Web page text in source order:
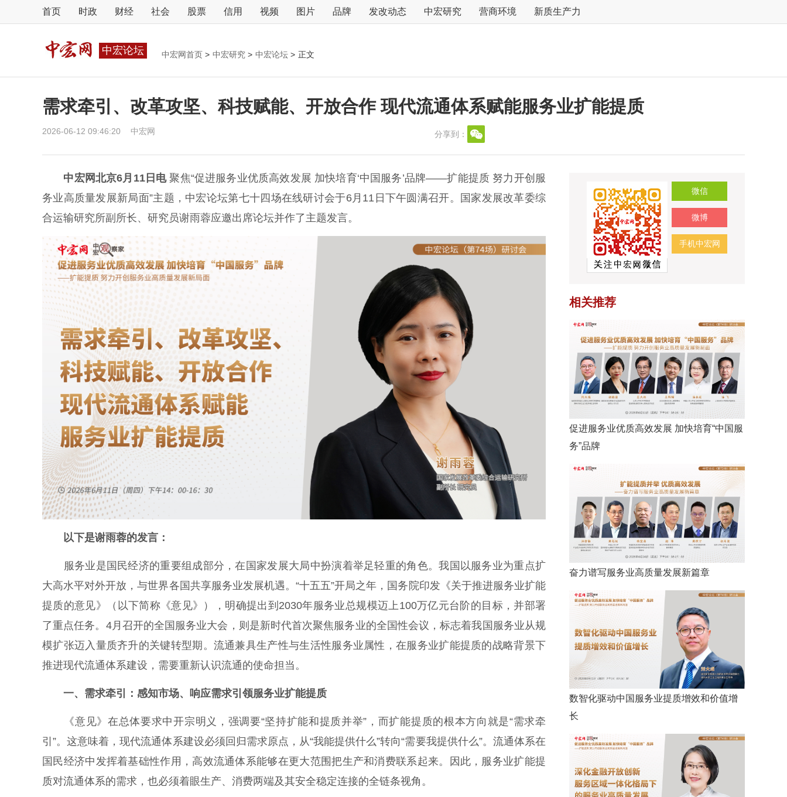
首页 时政 财经 社会 股票 信用 视频 图片 品牌 发改动态 中宏研究 营商环境 新质生产力
中宏论坛 中宏网首页 > 中宏研究 > 中宏论坛 > 正文
需求牵引、改革攻坚、科技赋能、开放合作 现代流通体系赋能服务业扩能提质
2026-06-12 09:46:20 中宏网 分享到：
中宏网北京6月11日电聚焦“促进服务业优质高效发展 加快培育‘中国服务’品牌——扩能提质 努力开创服
务业高质量发展新局面”主题，中宏论坛第七十四场在线研讨会于6月11日下午圆满召开。国家发展改革委综
合运输研究所副所长、研究员谢雨蓉应邀出席论坛并作了主题发言。
以下是谢雨蓉的发言：
服务业是国民经济的重要组成部分，在国家发展大局中扮演着举足轻重的角色。我国以服务业为重点扩
大高水平对外开放，与世界各国共享服务业发展机遇。“十五五”开局之年，国务院印发《关于推进服务业扩能
提质的意见》（以下简称《意见》），明确提出到2030年服务业总规模迈上100万亿元台阶的目标，并部署
了重点任务。4月召开的全国服务业大会，则是新时代首次聚焦服务业的全国性会议，标志着我国服务业从规
模扩张迈入量质齐升的关键转型期。流通兼具生产性与生活性服务业属性，在服务业扩能提质的战略背景下
推进现代流通体系建设，需要重新认识流通的使命担当。
一、需求牵引：感知市场、响应需求引领服务业扩能提质
《意见》在总体要求中开宗明义，强调要“坚持扩能和提质并举”，而扩能提质的根本方向就是“需求牵
引”。这意味着，现代流通体系建设必须回归需求原点，从“我能提供什么”转向“需要我提供什么”。流通体系在
国民经济中发挥着基础性作用，高效流通体系能够在更大范围把生产和消费联系起来。因此，服务业扩能提
质对流通体系的需求，也必须着眼生产、消费两端及其安全稳定连接的全链条视角。
微信
微博
手机中宏网
相关推荐
促进服务业优质高效发展 加快培育“中国服
务”品牌
奋力谱写服务业高质量发展新篇章
数智化驱动中国服务业提质增效和价值增
长